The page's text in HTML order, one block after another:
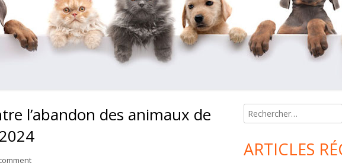
l’abandon des animaux de
on Journée mondiale contre l’abandon des animaux de compagnie le 29 juin 2024
Main
Rechercher :
ARTICLES